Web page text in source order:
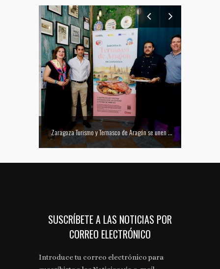
Zaragoza Turismo y Ternasco de Aragón se unen para promocionar la ciudad a través de su gastronomía
SUSCRÍBETE A LAS NOTICIAS POR
CORREO ELECTRÓNICO
Introduce tu correo electrónico para